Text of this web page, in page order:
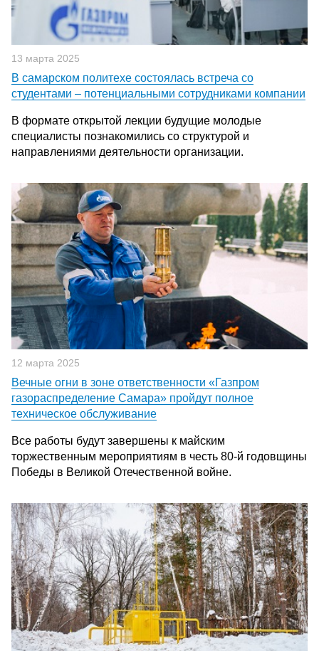
13 марта 2025
В самарском политехе состоялась встреча со
студентами – потенциальными сотрудниками компании
В формате открытой лекции будущие молодые
специалисты познакомились со структурой и
направлениями деятельности организации.
12 марта 2025
Вечные огни в зоне ответственности «Газпром
газораспределение Самара» пройдут полное
техническое обслуживание
Все работы будут завершены к майским
торжественным мероприятиям в честь 80-й годовщины
Победы в Великой Отечественной войне.